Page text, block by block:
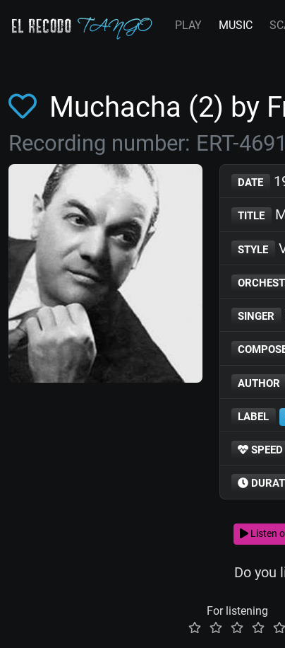
PLAY MUSIC
Muchacha (2) by
Recording number: ERT-4691
DATE
TITLE
STYLE
SINGER
AUTHOR
LABEL
Listen
Do you
For listening